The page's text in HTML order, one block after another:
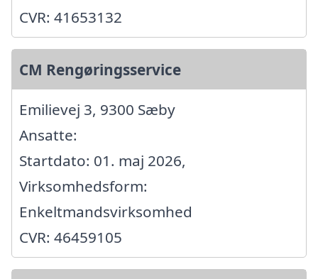
CVR: 41653132
CM Rengøringsservice
Emilievej 3, 9300 Sæby
Ansatte:
Startdato: 01. maj 2026,
Virksomhedsform:
Enkeltmandsvirksomhed
CVR: 46459105